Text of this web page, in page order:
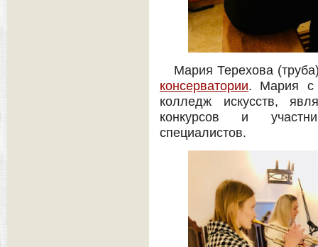
Мария Терехова
консерватории. Мария с
колледж искусств,
конкурсов и
специалистов.